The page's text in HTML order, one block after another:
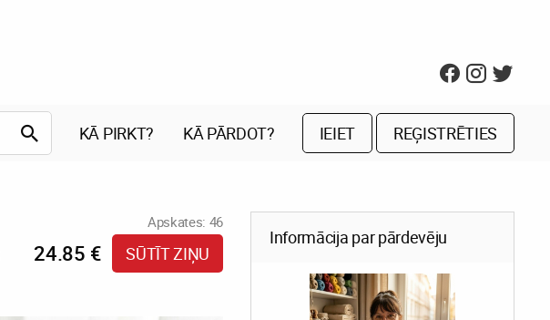
KĀ PIRKT? KĀ PĀRDOT? IEIET REĢISTRĒTIES
Apskates: 46
24.85 € SŪTĪT ZIŅU
Informācija par pārdevēju